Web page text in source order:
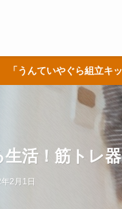
「うんていやぐら組立キ
活！筋トレ
2月1日